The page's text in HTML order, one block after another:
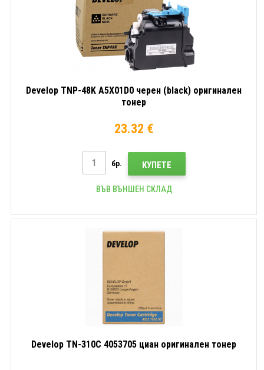
Develop TNP-48K A5X01D0 черен (black) оригинален
тонер
23.32 €
бр. КУПЕТЕ
ВЪВ ВЪНШЕН СКЛАД
Develop TN-310C 4053705 циан оригинален тонер